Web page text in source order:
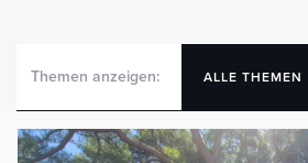
Themen anzeigen: ALLE THEMEN